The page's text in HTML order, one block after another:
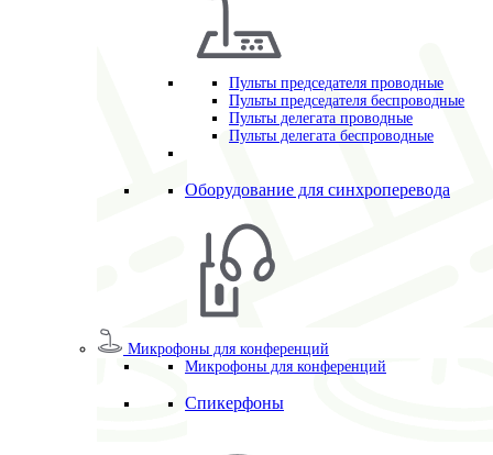
Пульты председателя проводные
Пульты председателя беспроводные
Пульты делегата проводные
Пульты делегата беспроводные
Оборудование для синхроперевода
Микрофоны для конференций
Микрофоны для конференций
Спикерфоны